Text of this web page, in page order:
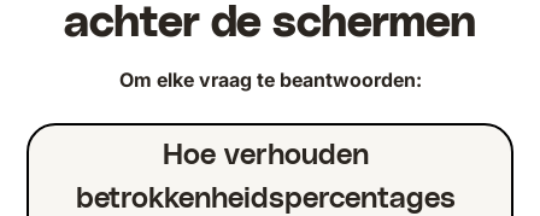
achter de schermen
Om elke vraag te beantwoorden:
Hoe verhouden
betrokkenheidspercentages